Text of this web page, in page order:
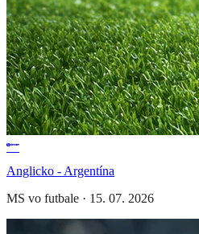
Anglicko - Argentína
MS vo futbale · 15. 07. 2026